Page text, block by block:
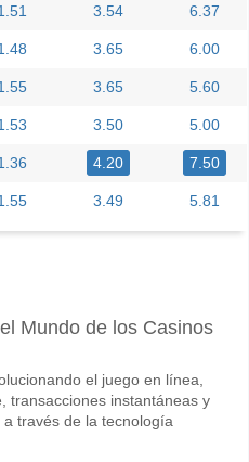
3.54 6.37
3.65 6.00
3.65 5.60
3.50 5.00
4.20 7.50
3.49 5.81
Second 06 June 2026
partido, con una probabilidad de
el partido Shanghai Port
Mundo de los Casinos
el juego en línea,
transacciones instantáneas y
través de la tecnología